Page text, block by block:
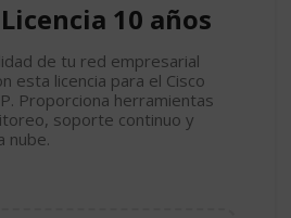
10 años
de tu red empresarial
esta licencia para el Cisco
Proporciona herramientas
soporte continuo y
nube.